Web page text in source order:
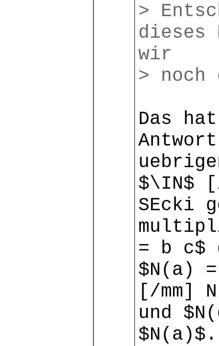
>
dieses
wir
>
Das
$\IN$
SEcki
= b
$N(a)
[/mm]
und
$N(a)$.